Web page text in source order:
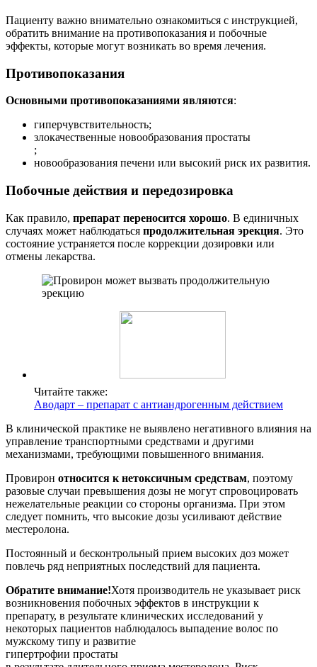
Пациенту важно внимательно ознакомиться с инструкцией,
обратить внимание на противопоказания и побочные
эффекты, которые могут возникать во время лечения.
Противопоказания
Основными противопоказаниями являются:
гиперчувствительность;
злокачественные новообразования простаты
;
новообразования печени или высокий риск их развития.
Побочные действия и передозировка
Как правило, препарат переносится хорошо. В единичных
случаях может наблюдаться продолжительная эрекция. Это
состояние устраняется после коррекции дозировки или
отмены лекарства.
Читайте также:
Аводарт – препарат с антиандрогенным действием
В клинической практике не выявлено негативного влияния на
управление транспортными средствами и другими
механизмами, требующими повышенного внимания.
Провирон относится к нетоксичным средствам, поэтому
разовые случаи превышения дозы не могут спровоцировать
нежелательные реакции со стороны организма. При этом
следует помнить, что высокие дозы усиливают действие
местеролона.
Постоянный и бесконтрольный прием высоких доз может
повлечь ряд неприятных последствий для пациента.
Обратите внимание!Хотя производитель не указывает риск
возникновения побочных эффектов в инструкции к
препарату, в результате клинических исследований у
некоторых пациентов наблюдалось выпадение волос по
мужскому типу и развитие
гипертрофии простаты